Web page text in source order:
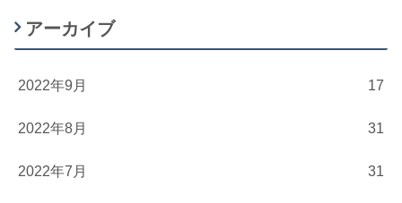
アーカイブ
2022年9月 17
2022年8月 31
2022年7月 31